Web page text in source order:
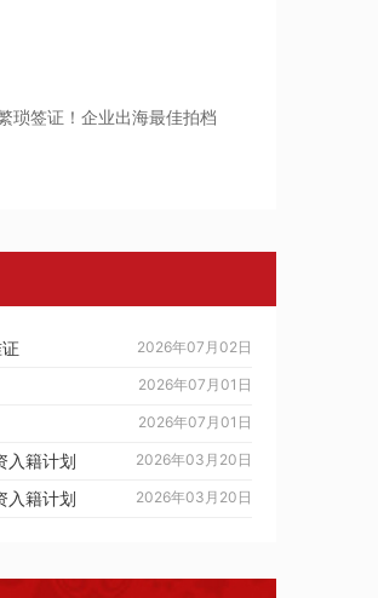
琐签证！企业出海最佳拍档
2026年07月02日
2026年07月01日
2026年07月01日
2026年03月20日
入籍计划
2026年03月20日
入籍计划